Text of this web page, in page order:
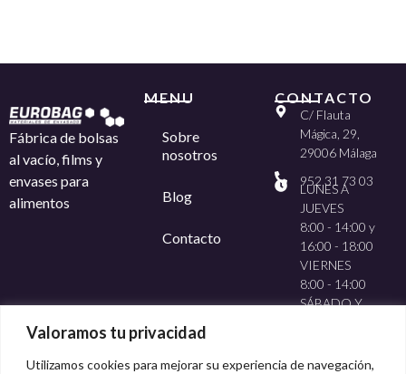
Valoramos tu privacidad
Utilizamos cookies para mejorar su experiencia de navegación,
Fábrica de bolsas
al vacío, films y
envases para
alimentos
MENU
Sobre
nosotros
Blog
Contacto
CONTACTO
C/ Flauta
Mágica, 29,
29006 Málaga
952 31 73 03
LUNES A
JUEVES
8:00 - 14:00 y
16:00 - 18:00
VIERNES
8:00 - 14:00
SÁBADO Y